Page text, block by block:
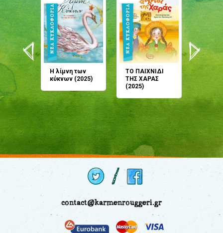
Η λίμνη των
κύκνων (2025)
ΤΟ ΠΑΙΧΝΙΔΙ
ΤΗΣ ΧΑΡΑΣ
(2025)
μου;
(2024)
contact@karmenrouggeri.gr